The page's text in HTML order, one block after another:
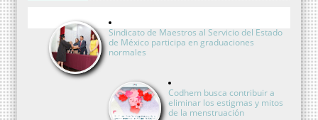
Sindicato de Maestros al Servicio del Estado
de México participa en graduaciones
normales
Codhem busca contribuir a
eliminar los estigmas y mitos
de la menstruación